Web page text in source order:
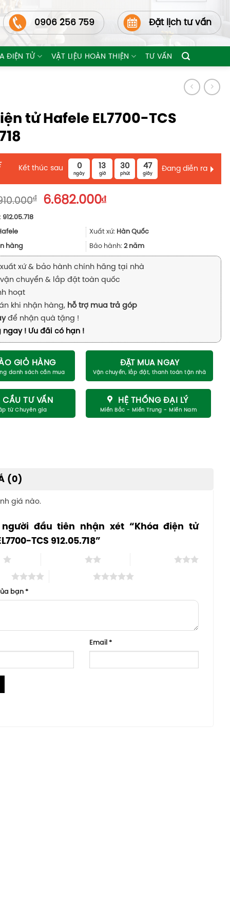
0906 256 759 Đặt lịch tư vấn
ĐIỆN TỬ VẬT LIỆU HOÀN THIỆN TƯ VẤN
tử Hafele EL7700-TCS
Kết thúc sau 0
ngày
13
giờ
30
phút
45
giây
Đang diễn ra
₫
Giá
8.910.000₫.
6.682.000₫Giá
là:
6.682.000₫.
912.05.718
Xuất xứ: Hàn Quốc
hàng Bảo hành: 2 năm
xứ & bảo hành chính hãng tại nhà
chuyển & lắp đặt toàn quốc
hoạt
khi nhận hàng, hỗ trợ mua trả góp
để nhận quà tặng !
! Ưu đãi có hạn !
GIỎ HÀNG ĐẶT MUA NGAY
CẦU TƯ VẤN HỆ THỐNG ĐẠI LÝ
(0)
giá nào.
đầu tiên nhận xét “Khóa điện tử
TCS 912.05.718”
bạn*
Email*